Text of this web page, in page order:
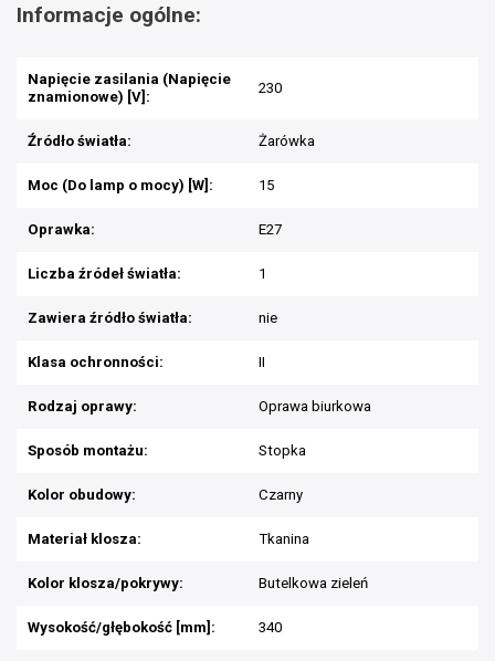
Informacje ogólne:
Napięcie zasilania (Napięcie
znamionowe) [V]:
230
Źródło światła: Żarówka
Moc (Do lamp o mocy) [W]: 15
Oprawka: E27
Liczba źródeł światła: 1
Zawiera źródło światła: nie
Klasa ochronności: II
Rodzaj oprawy: Oprawa biurkowa
Sposób montażu: Stopka
Kolor obudowy: Czarny
Materiał klosza: Tkanina
Kolor klosza/pokrywy: Butelkowa zieleń
Wysokość/głębokość [mm]: 340